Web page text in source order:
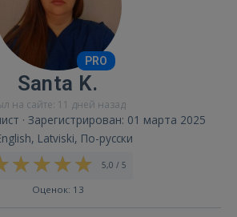
PRO
Santa K.
на сайте: 11 дней назад
· Зарегистрирован: 01 марта 2025
Latviski, По-русски
5,0 / 5
Оценок: 13